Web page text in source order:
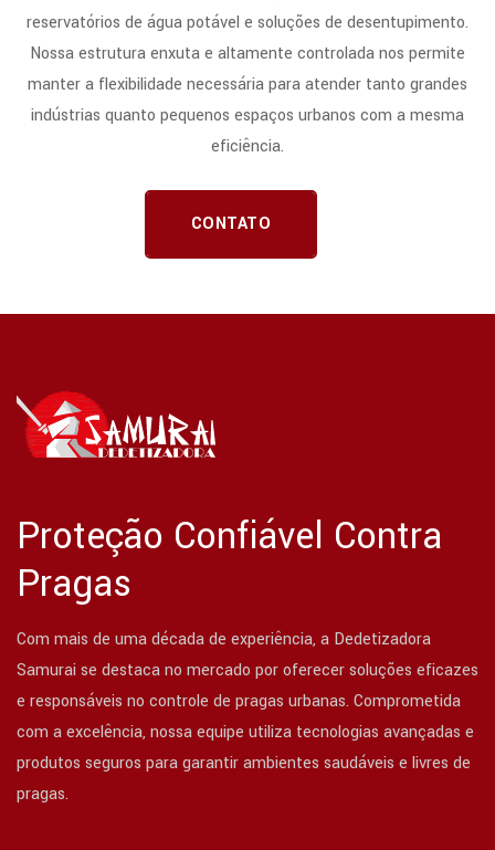
reservatórios de água potável e soluções de desentupimento.
Nossa estrutura enxuta e altamente controlada nos permite
manter a flexibilidade necessária para atender tanto grandes
indústrias quanto pequenos espaços urbanos com a mesma
eficiência.
CONTATO
Proteção Confiável Contra
Pragas
Com mais de uma década de experiência, a Dedetizadora
Samurai se destaca no mercado por oferecer soluções eficazes
e responsáveis no controle de pragas urbanas. Comprometida
com a excelência, nossa equipe utiliza tecnologias avançadas e
produtos seguros para garantir ambientes saudáveis e livres de
pragas.